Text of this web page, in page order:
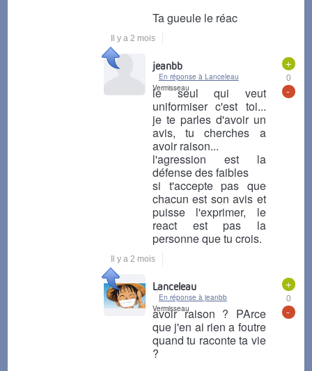
Ta gueule le réac
Il y a 2 mois
+
0
-
jeanbb
En réponse à Lanceleau
Vermisseau
le seul qui veut
uniformiser c'est toi...
je te parles d'avoir un
avis, tu cherches a
avoir raison...
l'agression est la
défense des faibles
si t'accepte pas que
chacun est son avis et
puisse l'exprimer, le
react est pas la
personne que tu crois.
Il y a 2 mois
+
0
-
Lanceleau
En réponse à jeanbb
Vermisseau
avoir raison ? PArce
que j'en ai rien a foutre
quand tu raconte ta vie
?